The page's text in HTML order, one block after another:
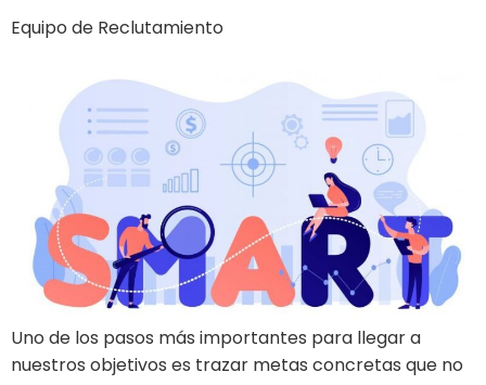
Equipo de Reclutamiento
Uno de los pasos más importantes para llegar a
nuestros objetivos es trazar metas concretas que no